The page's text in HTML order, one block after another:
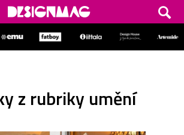
z rubriky umění